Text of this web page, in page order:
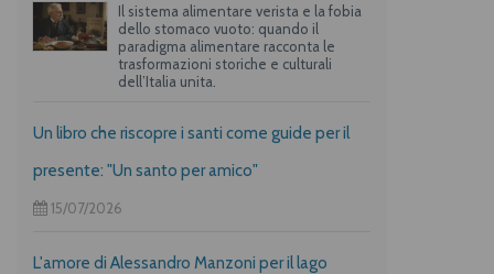
Il sistema alimentare verista e la fobia
dello stomaco vuoto: quando il
paradigma alimentare racconta le
trasformazioni storiche e culturali
dell’Italia unita.
Un libro che riscopre i santi come guide per il
presente: "Un santo per amico"
15/07/2026
L'amore di Alessandro Manzoni per il lago